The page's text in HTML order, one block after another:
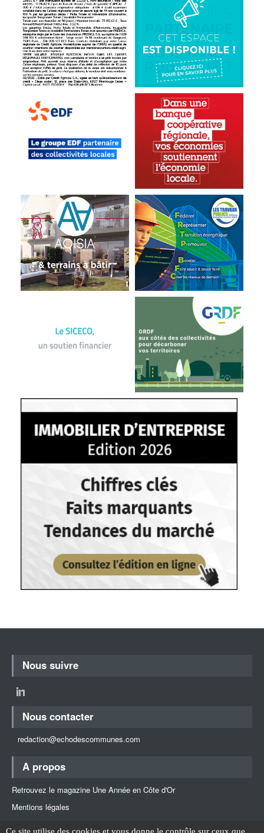
Nous suivre
Nous contacter
redaction@echodescommunes.com
A propos
Retrouvez le magazine Une Année en Côte d'Or
Mentions légales
Retour en haut